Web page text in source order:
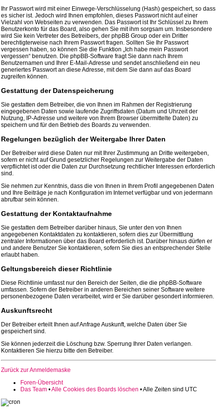
Ihr Passwort wird mit einer Einwege-Verschlüsselung (Hash) gespeichert, so dass
es sicher ist. Jedoch wird Ihnen empfohlen, dieses Passwort nicht auf einer
Vielzahl von Webseiten zu verwenden. Das Passwort ist Ihr Schlüssel zu Ihrem
Benutzerkonto für das Board, also gehen Sie mit ihm sorgsam um. Insbesondere
wird Sie kein Vertreter des Betreibers, der phpBB Group oder ein Dritter
berechtigterweise nach Ihrem Passwort fragen. Sollten Sie Ihr Passwort
vergessen haben, so können Sie die Funktion „Ich habe mein Passwort
vergessen“ benutzen. Die phpBB-Software fragt Sie dann nach Ihrem
Benutzernamen und Ihrer E-Mail-Adresse und sendet anschließend ein neu
generiertes Passwort an diese Adresse, mit dem Sie dann auf das Board
zugreifen können.
Gestattung der Datenspeicherung
Sie gestatten dem Betreiber, die von Ihnen im Rahmen der Registrierung
eingegebenen Daten sowie laufende Zugriffsdaten (Datum und Uhrzeit der
Nutzung, IP-Adresse und weitere von Ihrem Browser übermittelte Daten) zu
speichern und für den Betrieb des Boards zu verwenden.
Regelungen bezüglich der Weitergabe Ihrer Daten
Der Betreiber wird diese Daten nur mit Ihrer Zustimmung an Dritte weitergeben,
sofern er nicht auf Grund gesetzlicher Regelungen zur Weitergabe der Daten
verpflichtet ist oder die Daten zur Durchsetzung rechtlicher Interessen erforderlich
sind.
Sie nehmen zur Kenntnis, dass die von Ihnen in Ihrem Profil angegebenen Daten
und Ihre Beiträge je nach Konfiguration im Internet verfügbar und von jedermann
abrufbar sein können.
Gestattung der Kontaktaufnahme
Sie gestatten dem Betreiber darüber hinaus, Sie unter den von Ihnen
angegebenen Kontaktdaten zu kontaktieren, sofern dies zur Übermittlung
zentraler Informationen über das Board erforderlich ist. Darüber hinaus dürfen er
und andere Benutzer Sie kontaktieren, sofern Sie dies an entsprechender Stelle
erlaubt haben.
Geltungsbereich dieser Richtlinie
Diese Richtlinie umfasst nur den Bereich der Seiten, die die phpBB-Software
umfassen. Sofern der Betreiber in anderen Bereichen seiner Software weitere
personenbezogene Daten verarbeitet, wird er Sie darüber gesondert informieren.
Auskunftsrecht
Der Betreiber erteilt Ihnen auf Anfrage Auskunft, welche Daten über Sie
gespeichert sind.
Sie können jederzeit die Löschung bzw. Sperrung Ihrer Daten verlangen.
Kontaktieren Sie hierzu bitte den Betreiber.
Zurück zur Anmeldemaske
Foren-Übersicht
Das Team •Alle Cookies des Boards löschen • Alle Zeiten sind UTC